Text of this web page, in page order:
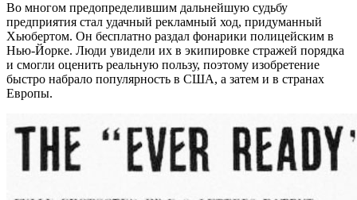
Во многом предопределившим дальнейшую судьбу
предприятия стал удачный рекламный ход, придуманный
Хьюбертом. Он бесплатно раздал фонарики полицейским в
Нью-Йорке. Люди увидели их в экипировке стражей порядка
и смогли оценить реальную пользу, поэтому изобретение
быстро набрало популярность в США, а затем и в странах
Европы.